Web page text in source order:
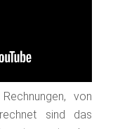
von
sind das